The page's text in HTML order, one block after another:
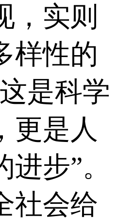
，实则
样性的
是科学
更是人
步”。
社会给